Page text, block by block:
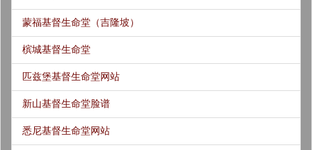
蒙福基督生命堂（吉隆坡）
槟城基督生命堂
匹兹堡基督生命堂网站
新山基督生命堂脸谱
悉尼基督生命堂网站